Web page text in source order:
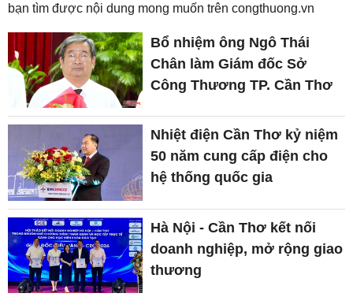
bạn tìm được nội dung mong muốn trên congthuong.vn
Bổ nhiệm ông Ngô Thái
Chân làm Giám đốc Sở
Công Thương TP. Cần Thơ
Nhiệt điện Cần Thơ kỷ niệm
50 năm cung cấp điện cho
hệ thống quốc gia
Hà Nội - Cần Thơ kết nối
doanh nghiệp, mở rộng giao
thương